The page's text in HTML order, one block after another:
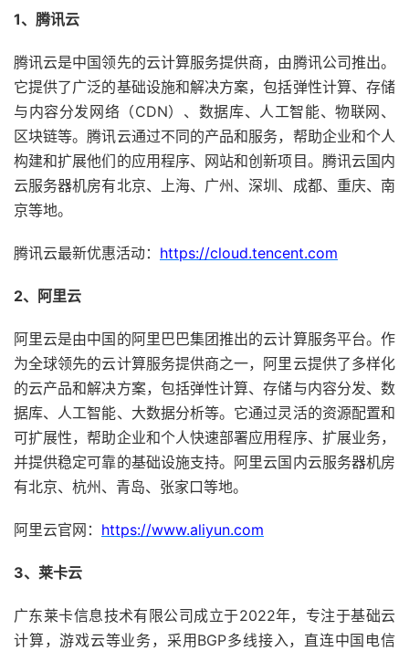
1、腾讯云
腾讯云是中国领先的云计算服务提供商，由腾讯公司推出。
它提供了广泛的基础设施和解决方案，包括弹性计算、存储
与内容分发网络（CDN）、数据库、人工智能、物联网、
区块链等。腾讯云通过不同的产品和服务，帮助企业和个人
构建和扩展他们的应用程序、网站和创新项目。腾讯云国内
云服务器机房有北京、上海、广州、深圳、成都、重庆、南
京等地。
腾讯云最新优惠活动： https://cloud.tencent.com
2、阿里云
阿里云是由中国的阿里巴巴集团推出的云计算服务平台。作
为全球领先的云计算服务提供商之一，阿里云提供了多样化
的云产品和解决方案，包括弹性计算、存储与内容分发、数
据库、人工智能、大数据分析等。它通过灵活的资源配置和
可扩展性，帮助企业和个人快速部署应用程序、扩展业务，
并提供稳定可靠的基础设施支持。阿里云国内云服务器机房
有北京、杭州、青岛、张家口等地。
阿里云官网： https://www.aliyun.com
3、莱卡云
广东莱卡信息技术有限公司成立于2022年，专注于基础云
计算，游戏云等业务，采用BGP多线接入，直连中国电信